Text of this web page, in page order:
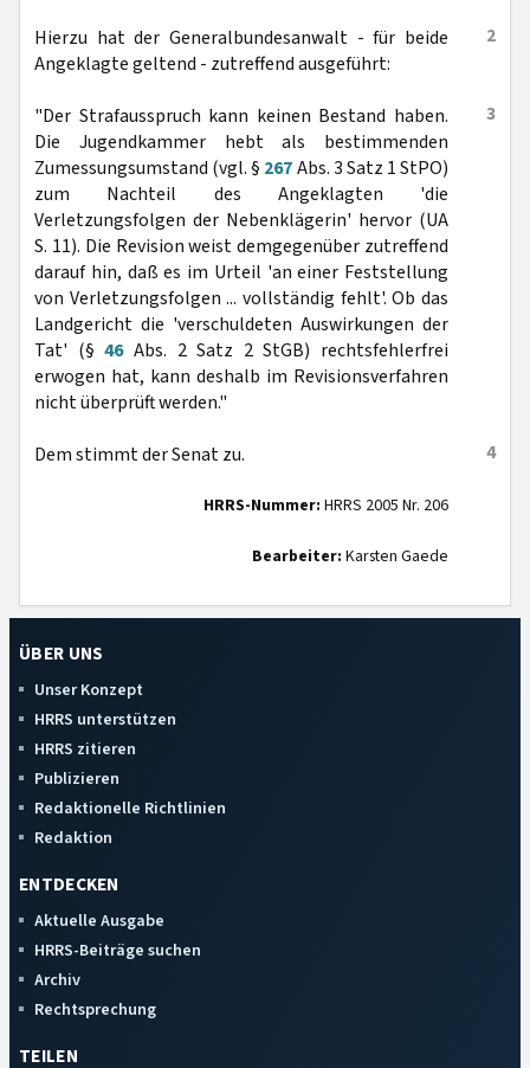
2
Hierzu hat der Generalbundesanwalt - für beide
Angeklagte geltend - zutreffend ausgeführt:
3
"Der Strafausspruch kann keinen Bestand haben.
Die Jugendkammer hebt als bestimmenden
Zumessungsumstand (vgl. § 267Abs. 3 Satz 1 StPO)
zum Nachteil des Angeklagten 'die
Verletzungsfolgen der Nebenklägerin' hervor (UA
S. 11). Die Revision weist demgegenüber zutreffend
darauf hin, daß es im Urteil 'an einer Feststellung
von Verletzungsfolgen ... vollständig fehlt'. Ob das
Landgericht die 'verschuldeten Auswirkungen der
Tat' (§46Abs. 2 Satz 2 StGB) rechtsfehlerfrei
erwogen hat, kann deshalb im Revisionsverfahren
nicht überprüft werden."
4
Dem stimmt der Senat zu.
HRRS-Nummer: HRRS 2005 Nr. 206
Bearbeiter: Karsten Gaede
ÜBER UNS
Unser Konzept
HRRS unterstützen
HRRS zitieren
Publizieren
Redaktionelle Richtlinien
Redaktion
ENTDECKEN
Aktuelle Ausgabe
HRRS-Beiträge suchen
Archiv
Rechtsprechung
TEILEN